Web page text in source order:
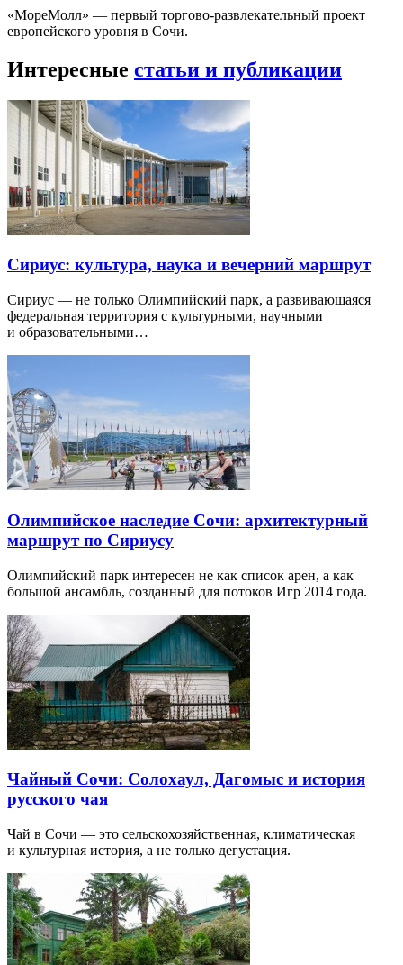
«МореМолл» — первый торгово-развлекательный проект
европейского уровня в Сочи.
Интересные статьи и публикации
Сириус: культура, наука и вечерний маршрут
Сириус — не только Олимпийский парк, а развивающаяся
федеральная территория с культурными, научными
и образовательными…
Олимпийское наследие Сочи: архитектурный
маршрут по Сириусу
Олимпийский парк интересен не как список арен, а как
большой ансамбль, созданный для потоков Игр 2014 года.
Чайный Сочи: Солохаул, Дагомыс и история
русского чая
Чай в Сочи — это сельскохозяйственная, климатическая
и культурная история, а не только дегустация.